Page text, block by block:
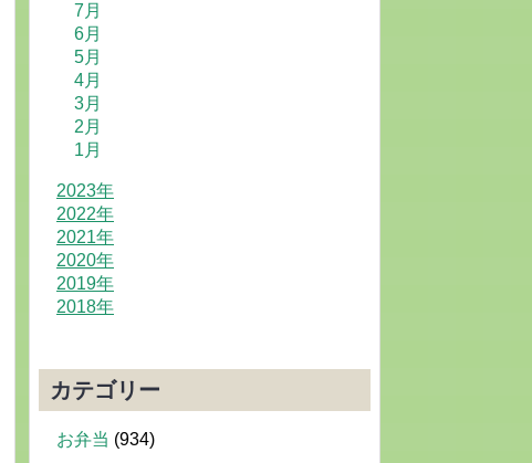
7月
6月
5月
4月
3月
2月
1月
2023年
2022年
2021年
2020年
2019年
2018年
カテゴリー
お弁当 (934)